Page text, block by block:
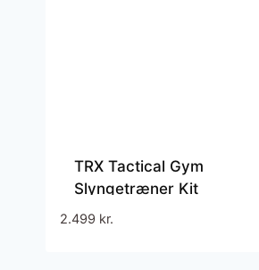
TRX Tactical Gym
Slyngetræner Kit
2.499 kr.